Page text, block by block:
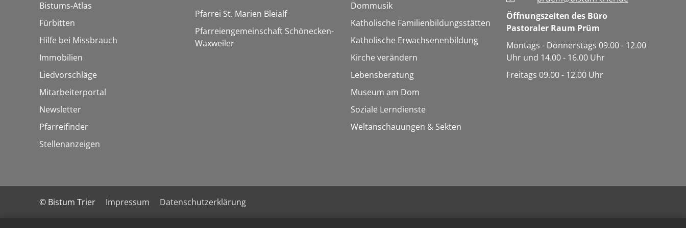
Bistums-Atlas
Fürbitten
Hilfe bei Missbrauch
Immobilien
Liedvorschläge
Mitarbeiterportal
Newsletter
Pfarreifinder
Stellenanzeigen
Pfarrei St. Marien Bleialf
Pfarreiengemeinschaft Schönecken-
Waxweiler
Dommusik
Katholische Familienbildungsstätten
Katholische Erwachsenenbildung
Kirche verändern
Lebensberatung
Museum am Dom
Soziale Lerndienste
Weltanschauungen & Sekten
Öffnungszeiten des Büro
Pastoraler Raum Prüm
Montags - Donnerstags 09.00 - 12.00
Uhr und 14.00 - 16.00 Uhr
Freitags 09.00 - 12.00 Uhr
© Bistum Trier Impressum Datenschutzerklärung